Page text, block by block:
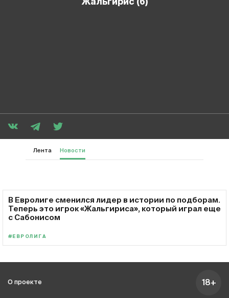
Жальгирис (б)
Лента Новости
В Евролиге сменился лидер в истории по подборам.
Теперь это игрок «Жальгириса», который играл еще
с Сабонисом
#ЕВРОЛИГА
О проекте 18+